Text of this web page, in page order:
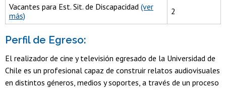
Vacantes para Est. Sit. de Discapacidad (ver
más)
2
Perfil de Egreso:
El realizador de cine y televisión egresado de la Universidad de
Chile es un profesional capaz de construir relatos audiovisuales
en distintos géneros, medios y soportes, a través de un proceso